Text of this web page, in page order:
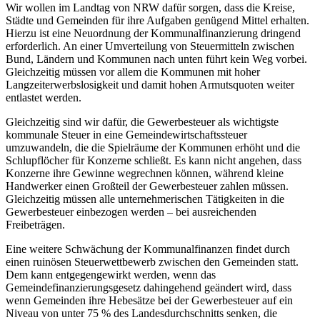
Wir wollen im Landtag von NRW dafür sorgen, dass die Kreise,
Städte und Gemeinden für ihre Aufgaben genügend Mittel erhalten.
Hierzu ist eine Neuordnung der Kommunalfinanzierung dringend
erforderlich. An einer Umverteilung von Steuermitteln zwischen
Bund, Ländern und Kommunen nach unten führt kein Weg vorbei.
Gleichzeitig müssen vor allem die Kommunen mit hoher
Langzeiterwerbslosigkeit und damit hohen Armutsquoten weiter
entlastet werden.
Gleichzeitig sind wir dafür, die Gewerbesteuer als wichtigste
kommunale Steuer in eine Gemeindewirtschaftssteuer
umzuwandeln, die die Spielräume der Kommunen erhöht und die
Schlupflöcher für Konzerne schließt. Es kann nicht angehen, dass
Konzerne ihre Gewinne wegrechnen können, während kleine
Handwerker einen Großteil der Gewerbesteuer zahlen müssen.
Gleichzeitig müssen alle unternehmerischen Tätigkeiten in die
Gewerbesteuer einbezogen werden – bei ausreichenden
Freibeträgen.
Eine weitere Schwächung der Kommunalfinanzen findet durch
einen ruinösen Steuerwettbewerb zwischen den Gemeinden statt.
Dem kann entgegengewirkt werden, wenn das
Gemeindefinanzierungsgesetz dahingehend geändert wird, dass
wenn Gemeinden ihre Hebesätze bei der Gewerbesteuer auf ein
Niveau von unter 75 % des Landesdurchschnitts senken, die